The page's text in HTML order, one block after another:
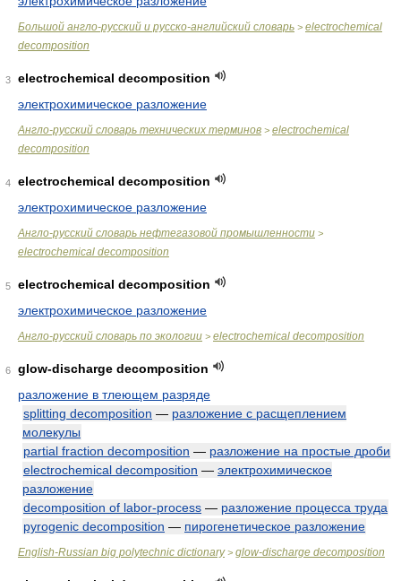
Большой англо-русский и русско-английский словарь > electrochemical
decomposition
3
electrochemical decomposition
электрохимическое разложение
Англо-русский словарь технических терминов > electrochemical
decomposition
4
electrochemical decomposition
электрохимическое разложение
Англо-русский словарь нефтегазовой промышленности >
electrochemical decomposition
5
electrochemical decomposition
электрохимическое разложение
Англо-русский словарь по экологии > electrochemical decomposition
6
glow-discharge decomposition
разложение в тлеющем разряде
splitting decomposition — разложение с расщеплением
молекулы
partial fraction decomposition — разложение на простые дроби
electrochemical decomposition — электрохимическое
разложение
decomposition of labor-process — разложение процесса труда
pyrogenic decomposition — пирогенетическое разложение
English-Russian big polytechnic dictionary> glow-discharge decomposition